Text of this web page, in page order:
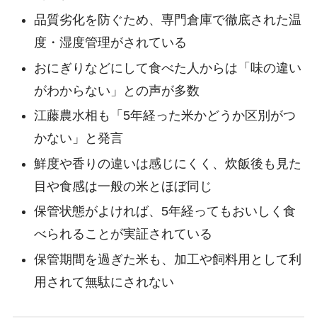
品質劣化を防ぐため、専門倉庫で徹底された温
度・湿度管理がされている
おにぎりなどにして食べた人からは「味の違い
がわからない」との声が多数
江藤農水相も「5年経った米かどうか区別がつ
かない」と発言
鮮度や香りの違いは感じにくく、炊飯後も見た
目や食感は一般の米とほぼ同じ
保管状態がよければ、5年経ってもおいしく食
べられることが実証されている
保管期間を過ぎた米も、加工や飼料用として利
用されて無駄にされない